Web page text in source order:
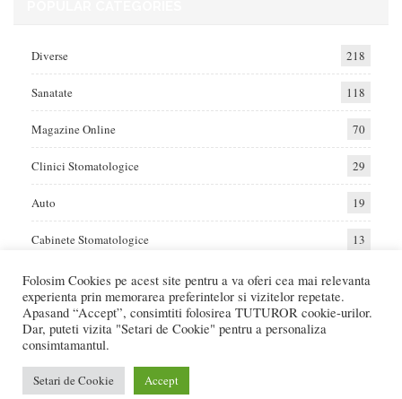
Diverse 218
Sanatate 118
Magazine Online 70
Clinici Stomatologice 29
Auto 19
Cabinete Stomatologice 13
Home Auto Diverse Sanatate
Va raportam cele mai bune oferte de servicii si produse din Romania. Recenzii
Online care va ajuta sa faceti cea mai buna alegere.
Folosim Cookies pe acest site pentru a va oferi cea mai relevanta
experienta prin memorarea preferintelor si vizitelor repetate.
Apasand “Accept”, consimtiti folosirea TUTUROR cookie-urilor.
Dar, puteti vizita "Setari de Cookie" pentru a personaliza
consimtamantul.
Setari de Cookie Accept